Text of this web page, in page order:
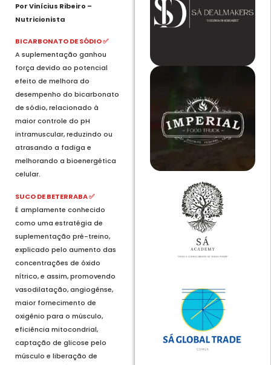
Por Vinícius Ribeiro –
Nutricionista
BICARBONATO DE SÓDIO ✅
A suplementação ganhou
força devido ao potencial
efeito de melhora do
desempenho do bicarbonato
de sódio, relacionado à
maior controle do pH
intramuscular, reduzindo ou
atrasando a fadiga e
melhorando a bioenergética
celular.
SUCO DE BETERRABA ✅
É amplamente conhecido
como uma estratégia de
suplementação pré-treino,
explicado pelo aumento das
concentrações de óxido
nítrico, e assim, promovendo
vasodilatação, angiogênse,
maior fornecimento de
oxigênio para o músculo,
eficiência mitocondrial,
captação de glicose pelo
músculo e liberação de